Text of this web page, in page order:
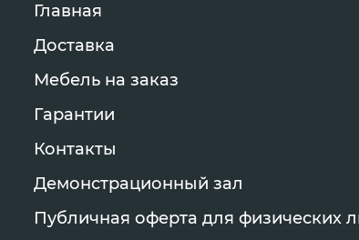
Главная
Доставка
Мебель на заказ
Гарантии
Контакты
Демонстрационный зал
Публичная оферта для физических